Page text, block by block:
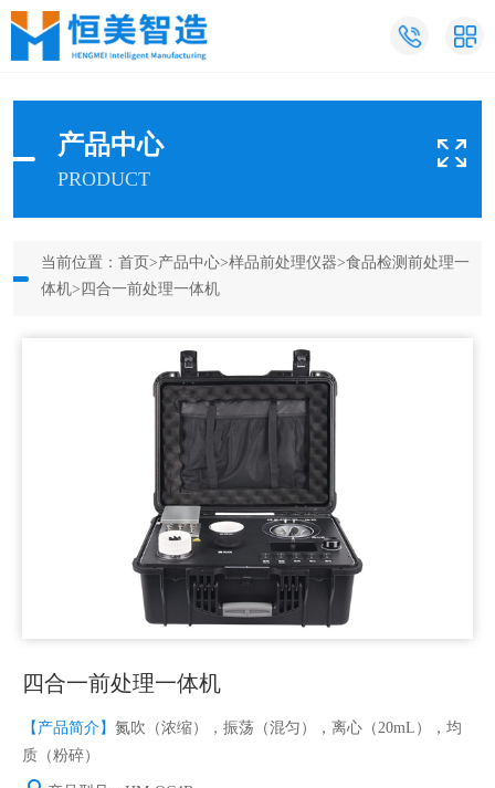
产品中心
PRODUCT
当前位置： 首页 >产品中心>样品前处理仪器>食品检测前处理一
体机>四合一前处理一体机
四合一前处理一体机
【产品简介】 氮吹（浓缩），振荡（混匀），离心（20mL），均
质（粉碎）